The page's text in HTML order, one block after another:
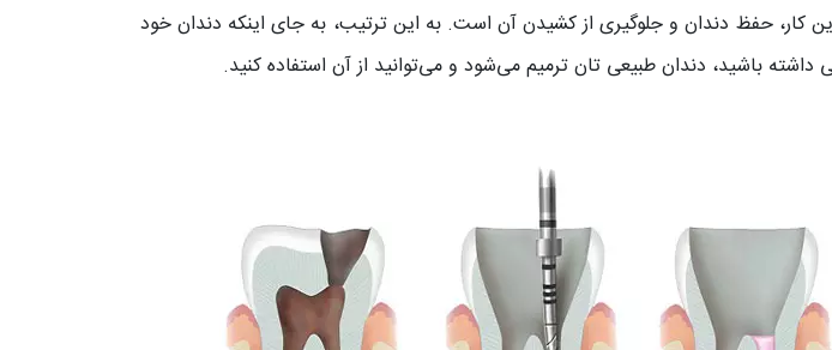
کار، حفظ دندان و جلوگیری از کشیدن آن است. به این ترتیب، به جای اینکه دندان خود
باشید، دندان طبیعی‌ تان ترمیم می‌شود و می‌توانید از آن استفاده کنید.